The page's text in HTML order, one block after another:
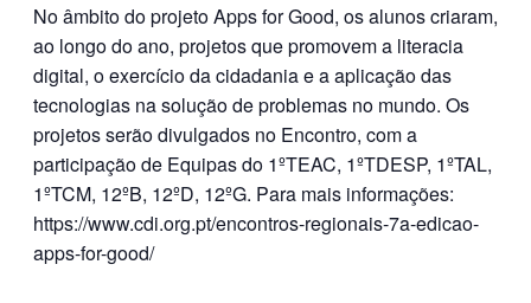
No âmbito do projeto Apps for Good, os alunos criaram,
ao longo do ano, projetos que promovem a literacia
digital, o exercício da cidadania e a aplicação das
tecnologias na solução de problemas no mundo. Os
projetos serão divulgados no Encontro, com a
participação de Equipas do 1ºTEAC, 1ºTDESP, 1ºTAL,
1ºTCM, 12ºB, 12ºD, 12ºG. Para mais informações:
https://www.cdi.org.pt/encontros-regionais-7a-edicao-
apps-for-good/